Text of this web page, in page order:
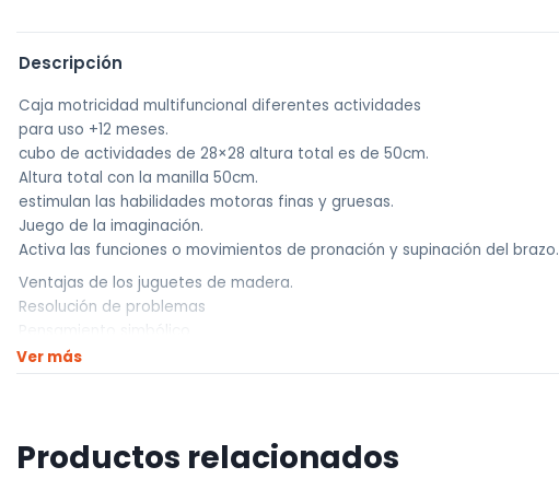
Descripción
Caja motricidad multifuncional diferentes actividades
para uso +12 meses.
cubo de actividades de 28×28 altura total es de 50cm.
Altura total con la manilla 50cm.
estimulan las habilidades motoras finas y gruesas.
Juego de la imaginación.
Activa las funciones o movimientos de pronación y supinación del brazo.
Ventajas de los juguetes de madera.
Resolución de problemas
Pensamiento simbólico
Interacción social
Conceptos matemáticos
La resolución de problemas y habilidades de desconcierto.
La conciencia espacial.
Ver más
Productos relacionados